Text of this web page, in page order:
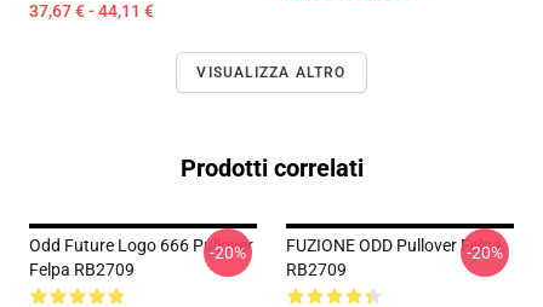
37,67 € - 44,11 €
VISUALIZZA ALTRO
Prodotti correlati
Odd Future Logo 666 Pullover
Felpa RB2709
-20%
FUZIONE ODD Pullover Felpa
RB2709
-20%